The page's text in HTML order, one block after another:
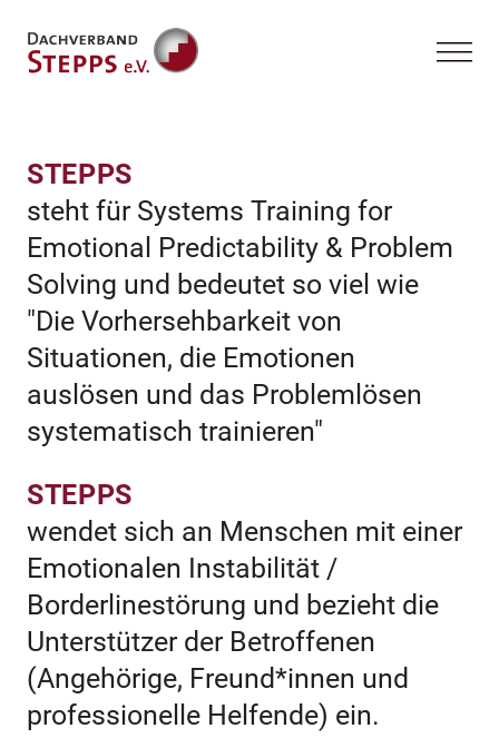
STEPPS
steht für Systems Training for
Emotional Predictability & Problem
Solving und bedeutet so viel wie
"Die Vorhersehbarkeit von
Situationen, die Emotionen
auslösen und das Problemlösen
systematisch trainieren"
STEPPS
wendet sich an Menschen mit einer
Emotionalen Instabilität /
Borderlinestörung und bezieht die
Unterstützer der Betroffenen
(Angehörige, Freund*innen und
professionelle Helfende) ein.